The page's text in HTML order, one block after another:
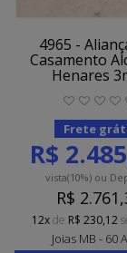
4965 -
Casamento
Henares
Frete
R$
vista(10%) ou
R$
12xde R$ 230,12
Joias MB - 60